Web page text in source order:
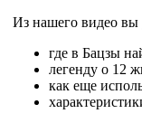
Из нашего видео вы
где в Бацзы
легенду о 12
как еще